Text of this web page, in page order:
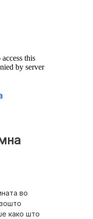
во
како што